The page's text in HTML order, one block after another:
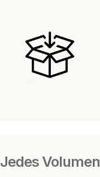
Jedes Volumen